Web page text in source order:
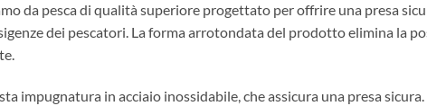
da pesca di qualità superiore progettato per offrire una presa
dei pescatori. La forma arrotondata del prodotto elimina la
impugnatura in acciaio inossidabile, che assicura una presa